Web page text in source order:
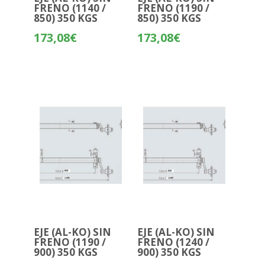
FRENO (1140 /
850) 350 KGS
173,08€
FRENO (1190 /
850) 350 KGS
173,08€
EJE (AL-KO) SIN
FRENO (1190 /
900) 350 KGS
EJE (AL-KO) SIN
FRENO (1240 /
900) 350 KGS